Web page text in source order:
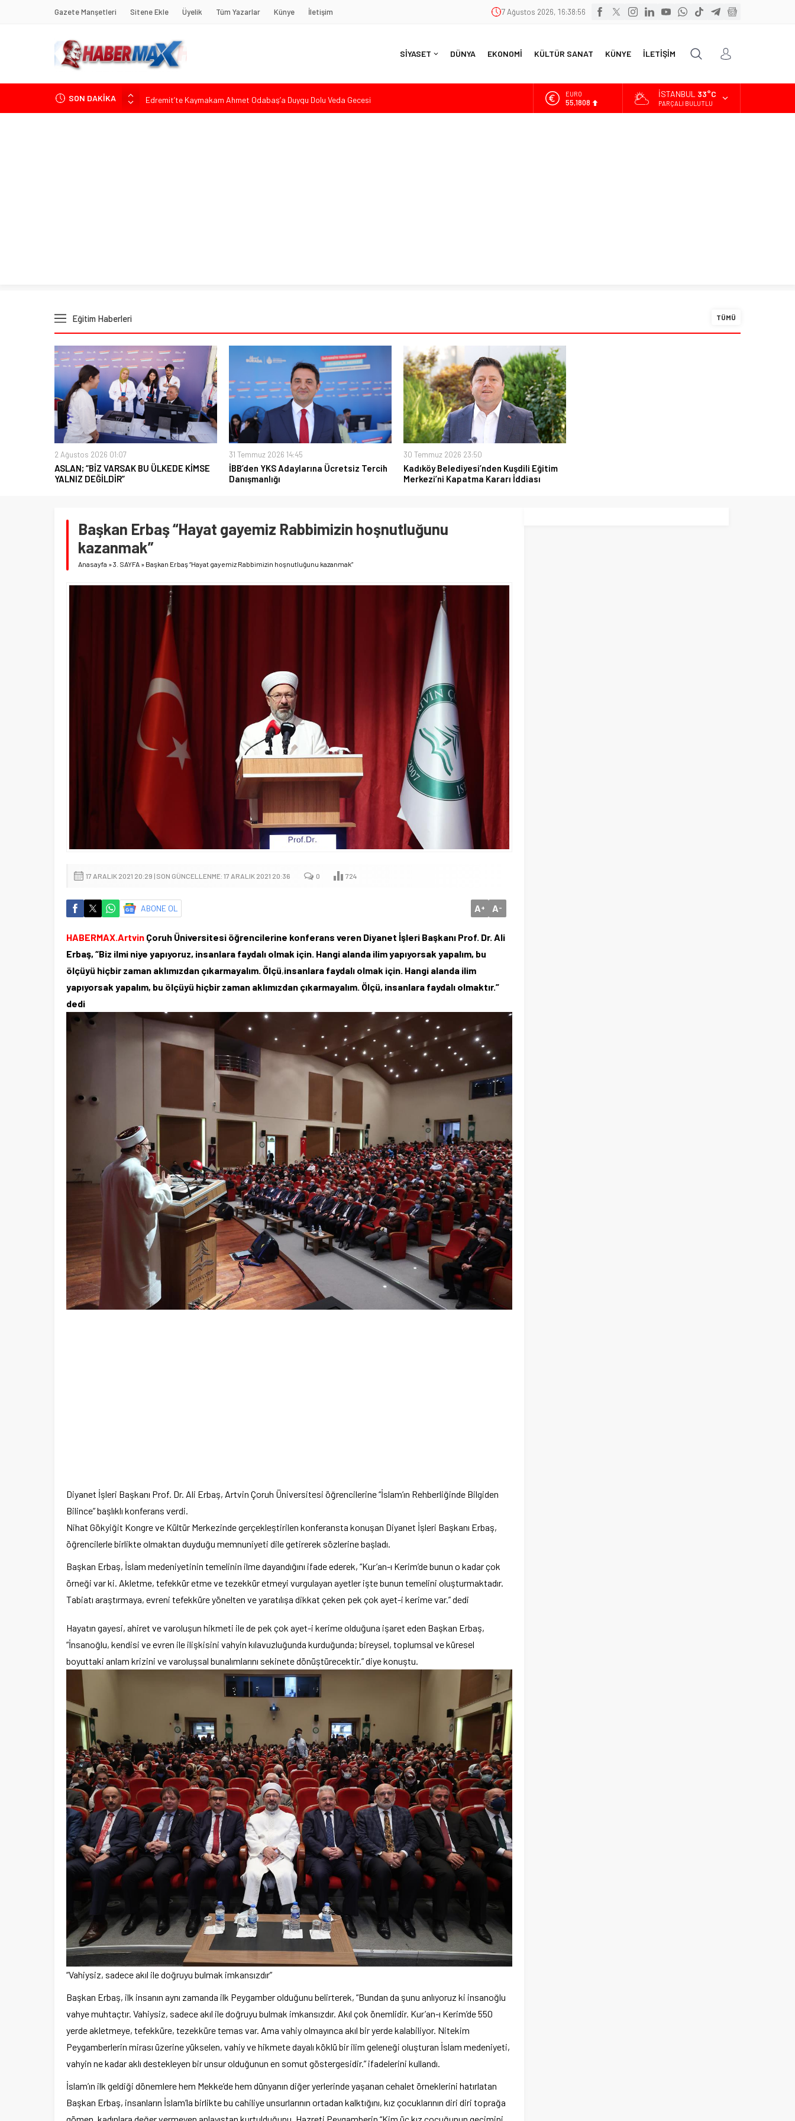
Gazete Manşetleri Sitene Ekle Üyelik Tüm Yazarlar Künye İletişim 7 Ağustos 2026, 16:38:58
SİYASET DÜNYA EKONOMİ KÜLTÜR SANAT KÜNYE İLETİŞİM
SON DAKİKA
Edremit’te Kaymakam Ahmet Odabaş’a Duygu Dolu Veda Gecesi
Tarihçi Yusuf Halaçoğlu’ndan TBMM’ye Sunulan Yasa Teklifine Sert Eleştiri: “Osmanlı’nın Hukuk Anlayışının
ALTIN
6.662,82
İSTANBUL 33°C
PARÇALI BULUTLU
Eğitim Haberleri TÜMÜ
2 Ağustos 2026 01:07
ASLAN; “BİZ VARSAK BU ÜLKEDE KİMSE
YALNIZ DEĞİLDİR”
31 Temmuz 2026 14:45
İBB’den YKS Adaylarına Ücretsiz Tercih
Danışmanlığı
30 Temmuz 2026 23:50
Kadıköy Belediyesi’nden Kuşdili Eğitim
Merkezi’ni Kapatma Kararı İddiası
Başkan Erbaş “Hayat gayemiz Rabbimizin hoşnutluğunu
kazanmak”
Anasayfa »3. SAYFA » Başkan Erbaş “Hayat gayemiz Rabbimizin hoşnutluğunu kazanmak”
17 ARALIK 2021 20:29 | SON GÜNCELLENME: 17 ARALIK 2021 20:36 0 724
ABONE OL A+ A-
HABERMAX.Artvin Çoruh Üniversitesi öğrencilerine konferans veren Diyanet İşleri Başkanı Prof. Dr. Ali
Erbaş, “Biz ilmi niye yapıyoruz, insanlara faydalı olmak için. Hangi alanda ilim yapıyorsak yapalım, bu
ölçüyü hiçbir zaman aklımızdan çıkarmayalım. Ölçü,insanlara faydalı olmak için. Hangi alanda ilim
yapıyorsak yapalım, bu ölçüyü hiçbir zaman aklımızdan çıkarmayalım. Ölçü, insanlara faydalı olmaktır.”
dedi
Diyanet İşleri Başkanı Prof. Dr. Ali Erbaş, Artvin Çoruh Üniversitesi öğrencilerine “İslam’ın Rehberliğinde Bilgiden
Bilince” başlıklı konferans verdi.
Nihat Gökyiğit Kongre ve Kültür Merkezinde gerçekleştirilen konferansta konuşan Diyanet İşleri Başkanı Erbaş,
öğrencilerle birlikte olmaktan duyduğu memnuniyeti dile getirerek sözlerine başladı.
Başkan Erbaş, İslam medeniyetinin temelinin ilme dayandığını ifade ederek, “Kur’an-ı Kerim’de bunun o kadar çok
örneği var ki. Akletme, tefekkür etme ve tezekkür etmeyi vurgulayan ayetler işte bunun temelini oluşturmaktadır.
Tabiatı araştırmaya, evreni tefekküre yönelten ve yaratılışa dikkat çeken pek çok ayet-i kerime var.” dedi
Hayatın gayesi, ahiret ve varoluşun hikmeti ile de pek çok ayet-i kerime olduğuna işaret eden Başkan Erbaş,
“İnsanoğlu, kendisi ve evren ile ilişkisini vahyin kılavuzluğunda kurduğunda; bireysel, toplumsal ve küresel
boyuttaki anlam krizini ve varoluşsal bunalımlarını sekinete dönüştürecektir.” diye konuştu.
“Vahiysiz, sadece akıl ile doğruyu bulmak imkansızdır”
Başkan Erbaş, ilk insanın aynı zamanda ilk Peygamber olduğunu belirterek, “Bundan da şunu anlıyoruz ki insanoğlu
vahye muhtaçtır. Vahiysiz, sadece akıl ile doğruyu bulmak imkansızdır. Akıl çok önemlidir. Kur’an-ı Kerim’de 550
yerde akletmeye, tefekküre, tezekküre temas var. Ama vahiy olmayınca akıl bir yerde kalabiliyor. Nitekim
Peygamberlerin mirası üzerine yükselen, vahiy ve hikmete dayalı köklü bir ilim geleneği oluşturan İslam medeniyeti,
vahyin ne kadar aklı destekleyen bir unsur olduğunun en somut göstergesidir.” ifadelerini kullandı.
İslam’ın ilk geldiği dönemlere hem Mekke’de hem dünyanın diğer yerlerinde yaşanan cehalet örneklerini hatırlatan
Başkan Erbaş, insanların İslam’la birlikte bu cahiliye unsurlarının ortadan kalktığını, kız çocuklarının diri diri toprağa